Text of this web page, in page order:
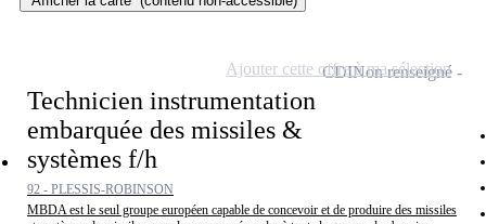
Technicien instrumentation
embarquée des missiles &
systèmes f/h
92 - PLESSIS-ROBINSON
MBDA est le seul groupe européen capable de concevoir et de produire des missiles
CDINon renseigné
Ajouter cette offre à ma sélection